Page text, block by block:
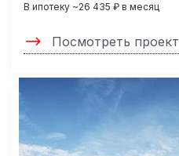
В ипотеку ~26 435 ₽ в месяц
Посмотреть проект